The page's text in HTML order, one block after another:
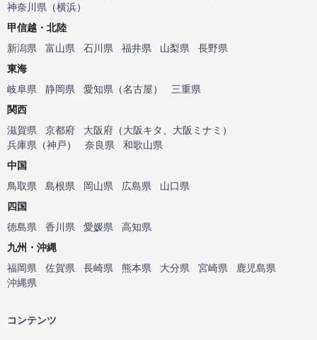
神奈川県 （横浜）
甲信越・北陸
新潟県
富山県 石川県 福井県 山梨県
長野県
東海
岐阜県
静岡県 愛知県 （名古屋）
三重県
関西
滋賀県
京都府 大阪府 （大阪キタ 大阪ミナミ ）
兵庫県 （神戸） 奈良県
和歌山県
中国
鳥取県
島根県 岡山県 広島県
山口県
四国
徳島県
香川県 愛媛県
高知県
九州・沖縄
福岡県
佐賀県 長崎県 熊本県 大分県 宮崎県
鹿児島県
沖縄県
コンテンツ